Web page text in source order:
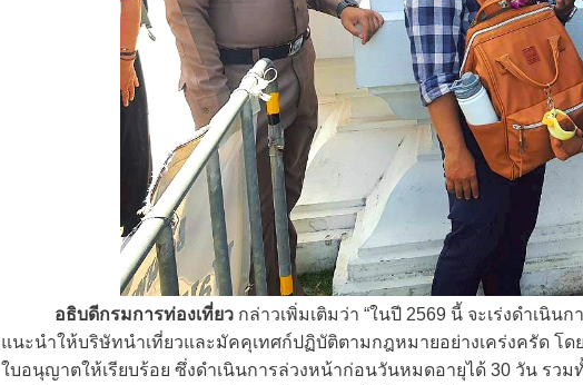
อธิบดีกรมการท่องเที่ยว กล่าวเพิ่มเติมว่า “ในปี 2569 นี้ จะเร่งดำเนิ
แนะนำให้บริษัทนำเที่ยวและมัคคุเทศก์ปฏิบัติตามกฎหมายอย่างเคร่งครัด โ
ใบอนุญาตให้เรียบร้อย ซึ่งดำเนินการล่วงหน้าก่อนวันหมดอายุได้ 30 วัน รว